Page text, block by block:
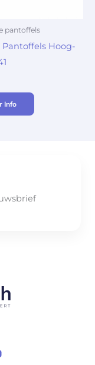
pantoffels
Pantoffels Hoog-
Info